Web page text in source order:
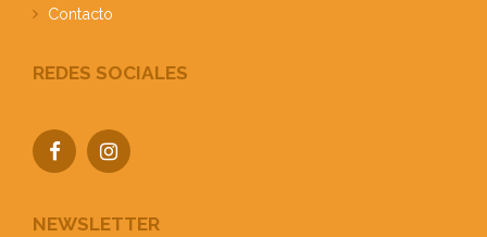
Contacto
REDES SOCIALES
NEWSLETTER